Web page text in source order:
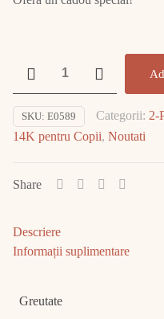
Bratara
14K
5.48gr
SKU: E0589 Categorii: 2-
14K pentru Copii, Noutati
Share
Descriere
Informații suplimentare
Greutate